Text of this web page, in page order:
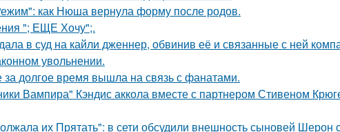
как Нюша вернула форму после родов.
"; ЕЩЕ Хочу";.
в суд на кайли дженнер, обвинив её и связанные с ней
увольнении.
долгое время вышла на связь с фанатами.
Вампира" Кэндис аккола вместе с партнером Стивеном
их Прятать": в сети обсудили внешность сыновей Шерон